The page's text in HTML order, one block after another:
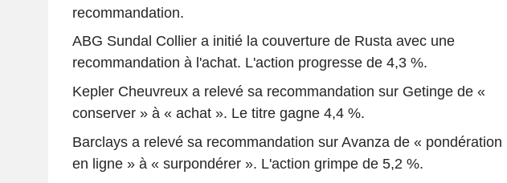
recommandation.
ABG Sundal Collier a initié la couverture de Rusta avec une
recommandation à l'achat. L'action progresse de 4,3 %.
Kepler Cheuvreux a relevé sa recommandation sur Getinge de «
conserver » à « achat ». Le titre gagne 4,4 %.
Barclays a relevé sa recommandation sur Avanza de « pondération
en ligne » à « surpondérer ». L'action grimpe de 5,2 %.